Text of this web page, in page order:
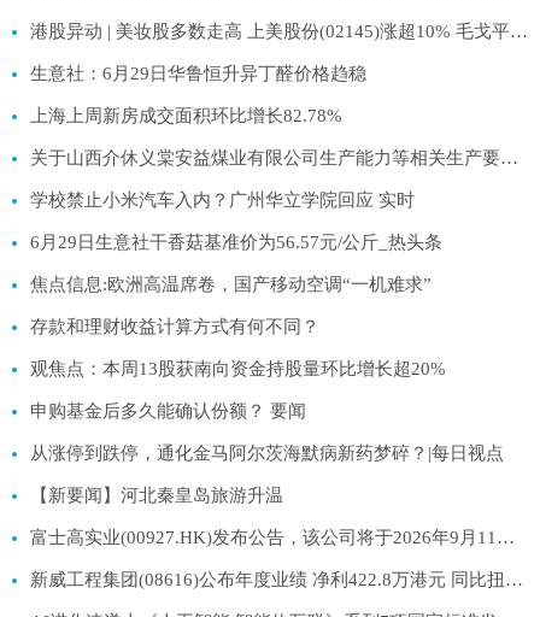
港股异动 | 美妆股多数走高 上美股份(02145)涨超10% 毛戈平(01318)涨超7%
生意社：6月29日华鲁恒升异丁醛价格趋稳
上海上周新房成交面积环比增长82.78%
关于山西介休义棠安益煤业有限公司生产能力等相关生产要素信息的公告-焦点热文
学校禁止小米汽车入内？广州华立学院回应 实时
6月29日生意社干香菇基准价为56.57元/公斤_热头条
焦点信息:欧洲高温席卷，国产移动空调“一机难求”
存款和理财收益计算方式有何不同？
观焦点：本周13股获南向资金持股量环比增长超20%
申购基金后多久能确认份额？ 要闻
从涨停到跌停，通化金马阿尔茨海默病新药梦碎？|每日视点
【新要闻】河北秦皇岛旅游升温
富士高实业(00927.HK)发布公告，该公司将于2026年9月11日派发末期股息每股0.01港元_快播
新威工程集团(08616)公布年度业绩 净利422.8万港元 同比扭亏为盈-每日聚焦